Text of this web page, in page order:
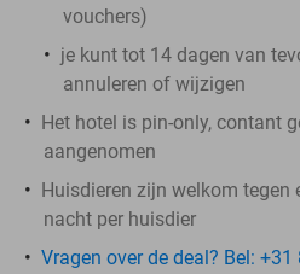
vouchers)
je kunt tot 14 dagen van
annuleren of wijzigen
Het hotel is pin-only, contant
aangenomen
Huisdieren zijn welkom tegen
nacht per huisdier
Vragen over de deal? Bel: